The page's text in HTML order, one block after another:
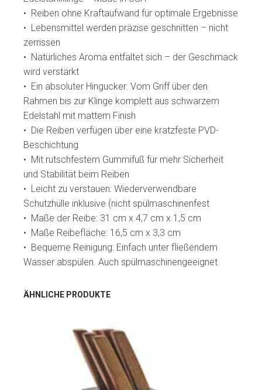
• Reiben ohne Kraftaufwand für optimale Ergebnisse
• Lebensmittel werden präzise geschnitten – nicht
zerrissen
• Natürliches Aroma entfaltet sich – der Geschmack
wird verstärkt
• Ein absoluter Hingucker: Vom Griff über den
Rahmen bis zur Klinge komplett aus schwarzem
Edelstahl mit mattem Finish
• Die Reiben verfügen über eine kratzfeste PVD-
Beschichtung
• Mit rutschfestem Gummifuß für mehr Sicherheit
und Stabilität beim Reiben
• Leicht zu verstauen: Wiederverwendbare
Schutzhülle inklusive (nicht spülmaschinenfest
• Maße der Reibe: 31 cm x 4,7 cm x 1,5 cm
• Maße Reibefläche: 16,5 cm x 3,3 cm
• Bequeme Reinigung: Einfach unter fließendem
Wasser abspülen. Auch spülmaschinengeeignet
ÄHNLICHE PRODUKTE